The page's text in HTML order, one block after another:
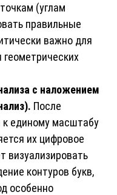
(углам
правильные
важно для
с наложением
После
к единому масштабу
их цифровое
визуализировать
контуров букв,
особенно